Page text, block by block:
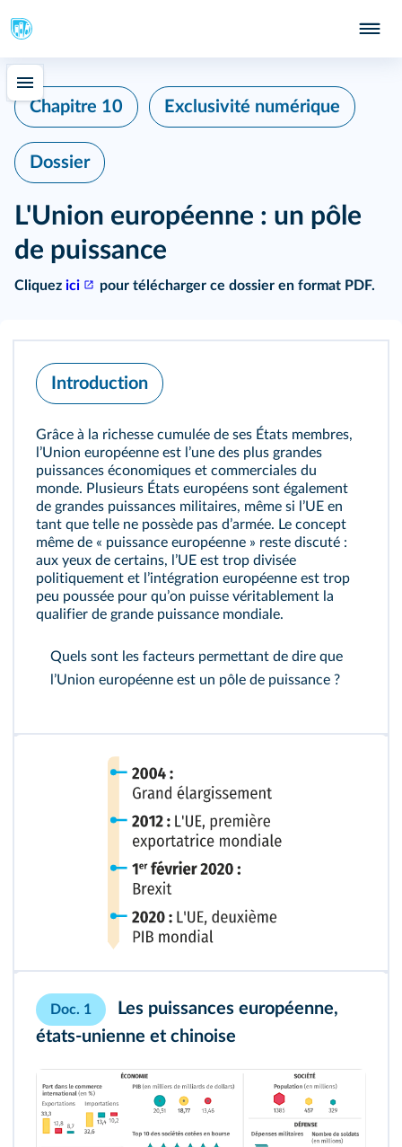
Chapitre 10 Exclusivité numérique
Dossier
L'Union européenne : un pôle
de puissance
Cliquez ici pour télécharger ce dossier en format PDF.
Introduction
Grâce à la richesse cumulée de ses États membres,
lʼUnion européenne est lʼune des plus grandes
puissances économiques et commerciales du
monde. Plusieurs États européens sont également
de grandes puissances militaires, même si lʼUE en
tant que telle ne possède pas dʼarmée. Le concept
même de « puissance européenne » reste discuté :
aux yeux de certains, lʼUE est trop divisée
politiquement et lʼintégration européenne est trop
peu poussée pour quʼon puisse véritablement la
qualifier de grande puissance mondiale.
Quels sont les facteurs permettant de dire que
lʼUnion européenne est un pôle de puissance ?
Doc. 1
Les puissances européenne,
états‑unienne et chinoise